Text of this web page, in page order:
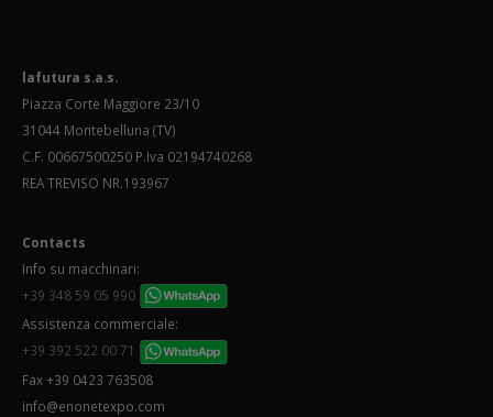
lafutura s.a.s.
Piazza Corte Maggiore 23/10
31044 Montebelluna (TV)
C.F. 00667500250 P.Iva 02194740268
REA TREVISO NR.193967
Contacts
Info su macchinari:
+39 348 59 05 990
Assistenza commerciale:
+39 392 522 00 71
Fax +39 0423 763508
info@enonetexpo.com